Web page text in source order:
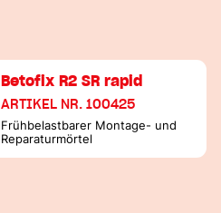
Betofix R2 SR rapid
ARTIKEL NR. 100425
Frühbelastbarer Montage- und
Reparaturmörtel